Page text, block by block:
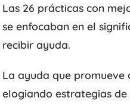
Las 26 prácticas con
se enfocaban en el
recibir ayuda.
La ayuda que promueve
elogiando estrategias